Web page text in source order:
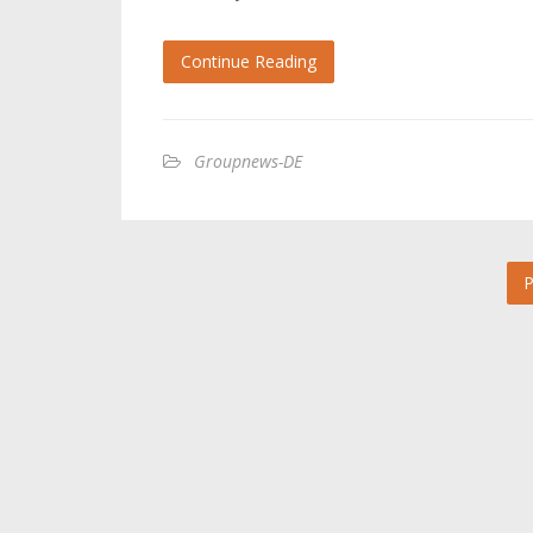
Continue Reading
Groupnews-DE